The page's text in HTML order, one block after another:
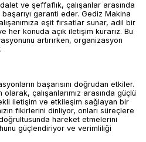
ve şeffaflık, çalışanlar arasında
garanti eder. Gediz Makina
eşit fırsatlar sunar, adil bir
her konuda açık iletişim kurarız. Bu
artırırken, organizasyon
başarısını doğrudan etkiler.
çalışanlarımız arasında güçlü
iletişim ve etkileşim sağlayan bir
fikirlerini dinliyor, onları süreçlere
hareket etmelerini
güçlendiriyor ve verimliliği